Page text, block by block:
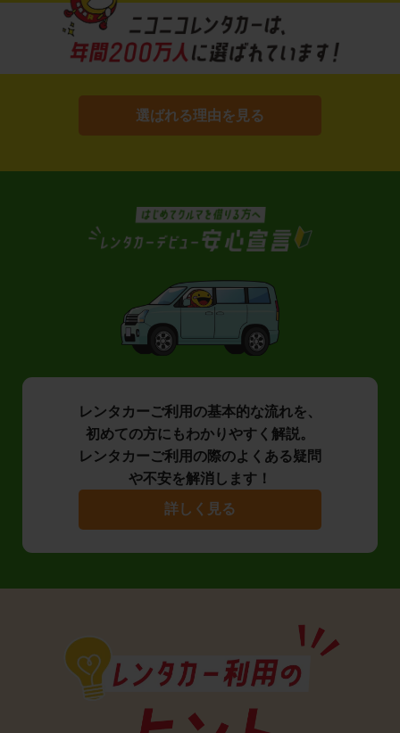
選ばれる理由を見る
レンタカーご利用の基本的な流れを、
初めての方にもわかりやすく解説。
レンタカーご利用の際のよくある疑問
や不安を解消します！
詳しく見る